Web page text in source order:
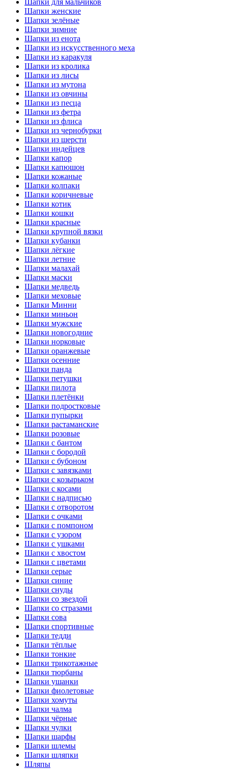
Шапки для мальчиков
Шапки женские
Шапки зелёные
Шапки зимние
Шапки из енота
Шапки из искусственного меха
Шапки из каракуля
Шапки из кролика
Шапки из лисы
Шапки из мутона
Шапки из овчины
Шапки из песца
Шапки из фетра
Шапки из флиса
Шапки из чернобурки
Шапки из шерсти
Шапки индейцев
Шапки капор
Шапки капюшон
Шапки кожаные
Шапки колпаки
Шапки коричневые
Шапки котик
Шапки кошки
Шапки красные
Шапки крупной вязки
Шапки кубанки
Шапки лёгкие
Шапки летние
Шапки малахай
Шапки маски
Шапки медведь
Шапки меховые
Шапки Минни
Шапки миньон
Шапки мужские
Шапки новогодние
Шапки норковые
Шапки оранжевые
Шапки осенние
Шапки панда
Шапки петушки
Шапки пилота
Шапки плетёнки
Шапки подростковые
Шапки пупырки
Шапки растаманские
Шапки розовые
Шапки с бантом
Шапки с бородой
Шапки с бубоном
Шапки с завязками
Шапки с козырьком
Шапки с косами
Шапки с надписью
Шапки с отворотом
Шапки с очками
Шапки с помпоном
Шапки с узором
Шапки с ушками
Шапки с хвостом
Шапки с цветами
Шапки серые
Шапки синие
Шапки снуды
Шапки со звездой
Шапки со стразами
Шапки сова
Шапки спортивные
Шапки тедди
Шапки тёплые
Шапки тонкие
Шапки трикотажные
Шапки тюрбаны
Шапки ушанки
Шапки фиолетовые
Шапки хомуты
Шапки чалма
Шапки чёрные
Шапки чулки
Шапки шарфы
Шапки шлемы
Шапки шляпки
Шляпы